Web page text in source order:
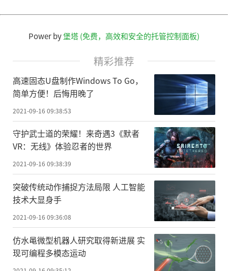
Power by堡塔 (免费，高效和安全的托管控制面板)
精彩推荐
高速固态U盘制作Windows To Go，
简单方便！后悔用晚了
2021-09-16 09:38:53
守护武士道的荣耀！来奇遇3《默者
VR：无线》体验忍者的世界
2021-09-16 09:38:39
突破传统动作捕捉方法局限 人工智能
技术大显身手
2021-09-16 09:36:08
仿水黾微型机器人研究取得新进展 实
现可编程多模态运动